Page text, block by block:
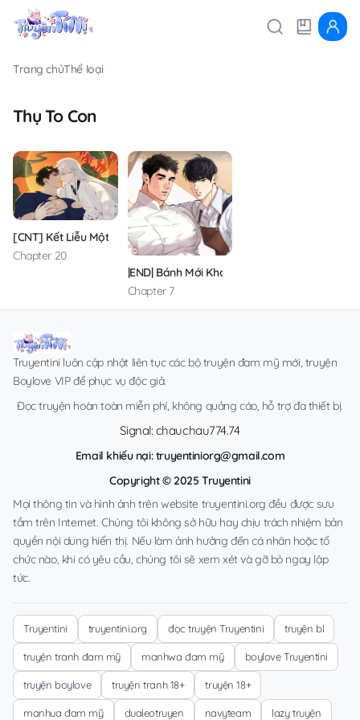
Trang chủThể loại
Thụ To Con
[CNT] Kết Liễu Một Vị Thần
Chapter 20
|END| Bánh Mới Khó Cưỡng
Chapter 7
Truyentini luôn cập nhật liên tục các bộ truyện đam mỹ mới, truyện
Boylove VIP để phục vụ độc giả.
Đọc truyện hoàn toàn miễn phí, không quảng cáo, hỗ trợ đa thiết bị.
Signal: chauchau774.74
Email khiếu nại:truyentiniorg@gmail.com
Copyright © 2025 Truyentini
Mọi thông tin và hình ảnh trên website truyentini.org đều được sưu
tầm trên Internet. Chúng tôi không sở hữu hay chịu trách nhiệm bản
quyền nội dung hiển thị. Nếu làm ảnh hưởng đến cá nhân hoặc tổ
chức nào, khi có yêu cầu, chúng tôi sẽ xem xét và gỡ bỏ ngay lập
tức.
Truyentini truyentini.org đọc truyện Truyentini truyện bl
truyện tranh đam mỹ manhwa đam mỹ boylove Truyentini
truyện boylove truyện tranh 18+ truyện 18+
manhua đam mỹ dualeotruyen navyteam lazy truyện